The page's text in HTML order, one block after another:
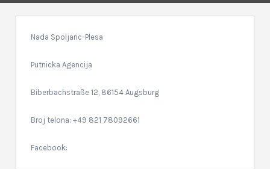
Nada Spoljaric-Plesa
Putnicka Agencija
Biberbachstraße 12, 86154 Augsburg
Broj telona: +49 821 78092661
Facebook: